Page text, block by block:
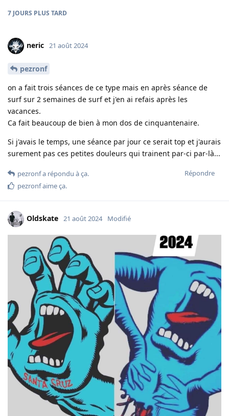
7 JOURS PLUS TARD
neric 21 août 2024
pezronf
on a fait trois séances de ce type mais en après séance de
surf sur 2 semaines de surf et j'en ai refais après les
vacances.
Ca fait beaucoup de bien à mon dos de cinquantenaire.
Si j'avais le temps, une séance par jour ce serait top et j'aurais
surement pas ces petites douleurs qui trainent par-ci par-là...
Répondre
pezronfa répondu à ça.
pezronfaime ça.
Oldskate 21 août 2024 Modifié